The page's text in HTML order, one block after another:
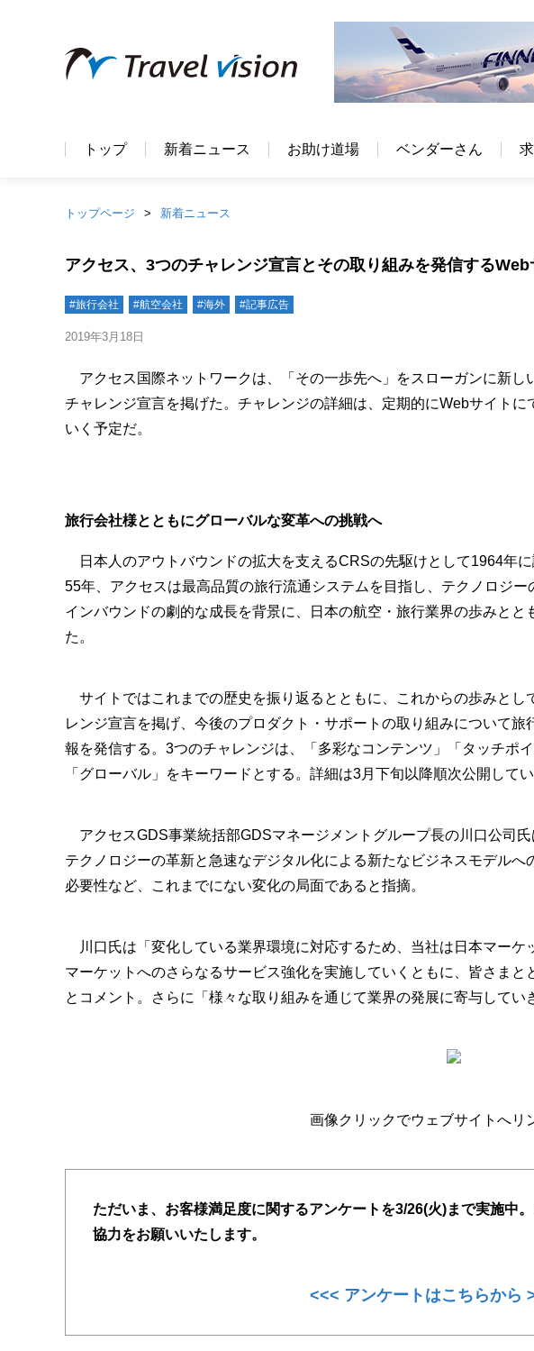
トップ 新着ニュース お助け道場 ベンダーさん
トップページ 新着ニュース
アクセス、3つのチャレンジ宣言とその取り組みを発信する
#旅行会社 #航空会社 #海外 #記事広告
2019年3月18日
アクセス国際ネットワークは、「その一歩先へ」をスローガンに新し
チャレンジ宣言を掲げた。チャレンジの詳細は、定期的にWebサイトに
いく予定だ。
旅行会社様とともにグローバルな変革への挑戦へ
日本人のアウトバウンドの拡大を支えるCRSの先駆けとして1964年
55年、アクセスは最高品質の旅行流通システムを目指し、テクノロジー
インバウンドの劇的な成長を背景に、日本の航空・旅行業界の歩みとと
た。
サイトではこれまでの歴史を振り返るとともに、これからの歩みとし
レンジ宣言を掲げ、今後のプロダクト・サポートの取り組みについて旅
報を発信する。3つのチャレンジは、「多彩なコンテンツ」「タッチポイ
「グローバル」をキーワードとする。詳細は3月下旬以降順次公開してい
アクセスGDS事業統括部GDSマネージメントグループ長の川口公司氏
テクノロジーの革新と急速なデジタル化による新たなビジネスモデル
必要性など、これまでにない変化の局面であると指摘。
川口氏は「変化している業界環境に対応するため、当社は日本マーケ
マーケットへのさらなるサービス強化を実施していくともに、皆さまと
とコメント。さらに「様々な取り組みを通じて業界の発展に寄与してい
画像クリックでウェブサイトへリ
ただいま、お客様満足度に関するアンケートを3/26(火)まで実施中
協力をお願いいたします。
<<< アンケートはこちらから